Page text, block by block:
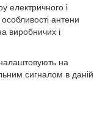
електричного і
антени
виробничих і
на
сигналом в даній